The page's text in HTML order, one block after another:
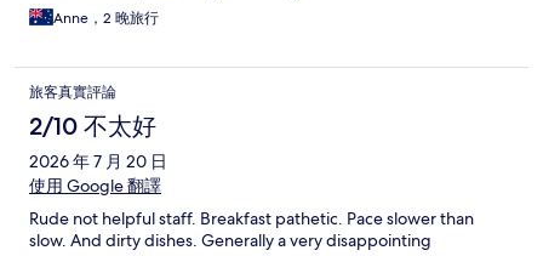
Anne，2 晚旅行
旅客真實評論
2/10 不太好
2026 年 7 月 20 日
使用 Google 翻譯
Rude not helpful staff. Breakfast pathetic. Pace slower than
slow. And dirty dishes. Generally a very disappointing